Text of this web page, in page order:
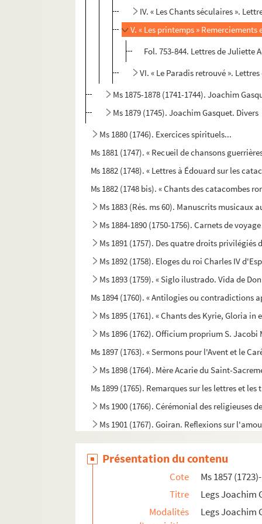
IV. « Les Chants séculaires ».
V. « Les printemps »
Fol. 753-844. Lettres de Juliette
VI. « Le Paradis retrouvé ».
Ms 1875-1878 (1741-1744). Joachim
Ms 1879 (1745). Joachim Gasquet. Divers
Ms 1880 (1746). Exercices spirituels...
Ms 1881 (1747). « Recueil de chansons
Ms 1882 (1748). « Lettres à Édouard sur les
Ms 1882 (1748 bis). « Chants des catacombes
Ms 1883 (Rés. ms 60). Manuscrits musicaux
Ms 1884-1890 (1750-1756). Carnets de
Ms 1891 (1757). Des quatre droits
Ms 1892 (1758). Eloges du roi Charles IV
Ms 1893 (1759). « Siglo ilustrado. Vida de
Ms 1894 (1760). « Antilogies ou contradictions
Ms 1895 (1761). « Chants des Kyrie, Gloria
Ms 1896 (1762). Officium proprium S.
Ms 1897 (1763). « Sermons pour l'Avent et le
Ms 1898 (1764). Mère Acarie du Saint-
Ms 1899 (1765). Remarques sur les lettres et
Ms 1900 (1766). Cérémonial des religieuses
Ms 1901 (1767). Goiran. Reflexions sur
Ms 1902 (1768). Goiran. Réflexions sur l'amour
Ms 1903 (1769). Bibliothèque de
Ms 1904 (1770). Cours de physique professé
Ms 1905 (1771). « Sisteme du monde de
Ms 1906 (1772). « Opinions des anciens sur
Présentation du contenu
Cote
Ms 1857
Titre
Legs Joachim
Modalités
Legs Joachim